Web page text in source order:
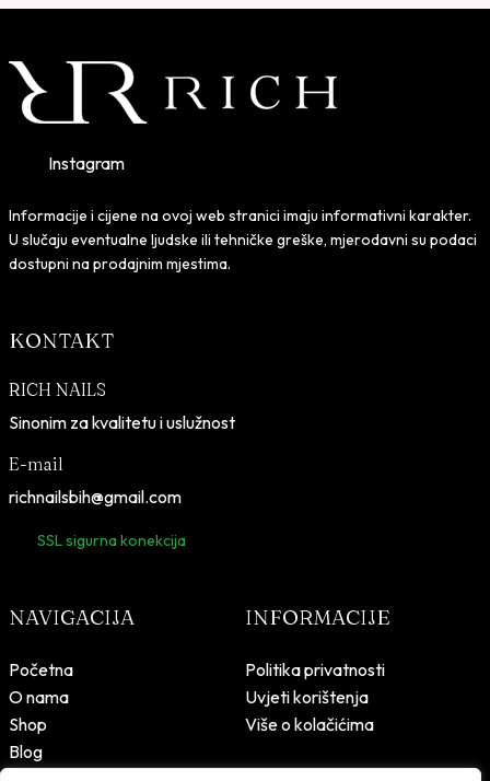
Instagram
Informacije i cijene na ovoj web stranici imaju informativni karakter.
U slučaju eventualne ljudske ili tehničke greške, mjerodavni su podaci
dostupni na prodajnim mjestima.
KONTAKT
RICH NAILS
Sinonim za kvalitetu i uslužnost
E-mail
richnailsbih@gmail.com
SSL sigurna konekcija
NAVIGACIJA
Početna
O nama
Shop
Blog
INFORMACIJE
Politika privatnosti
Uvjeti korištenja
Više o kolačićima